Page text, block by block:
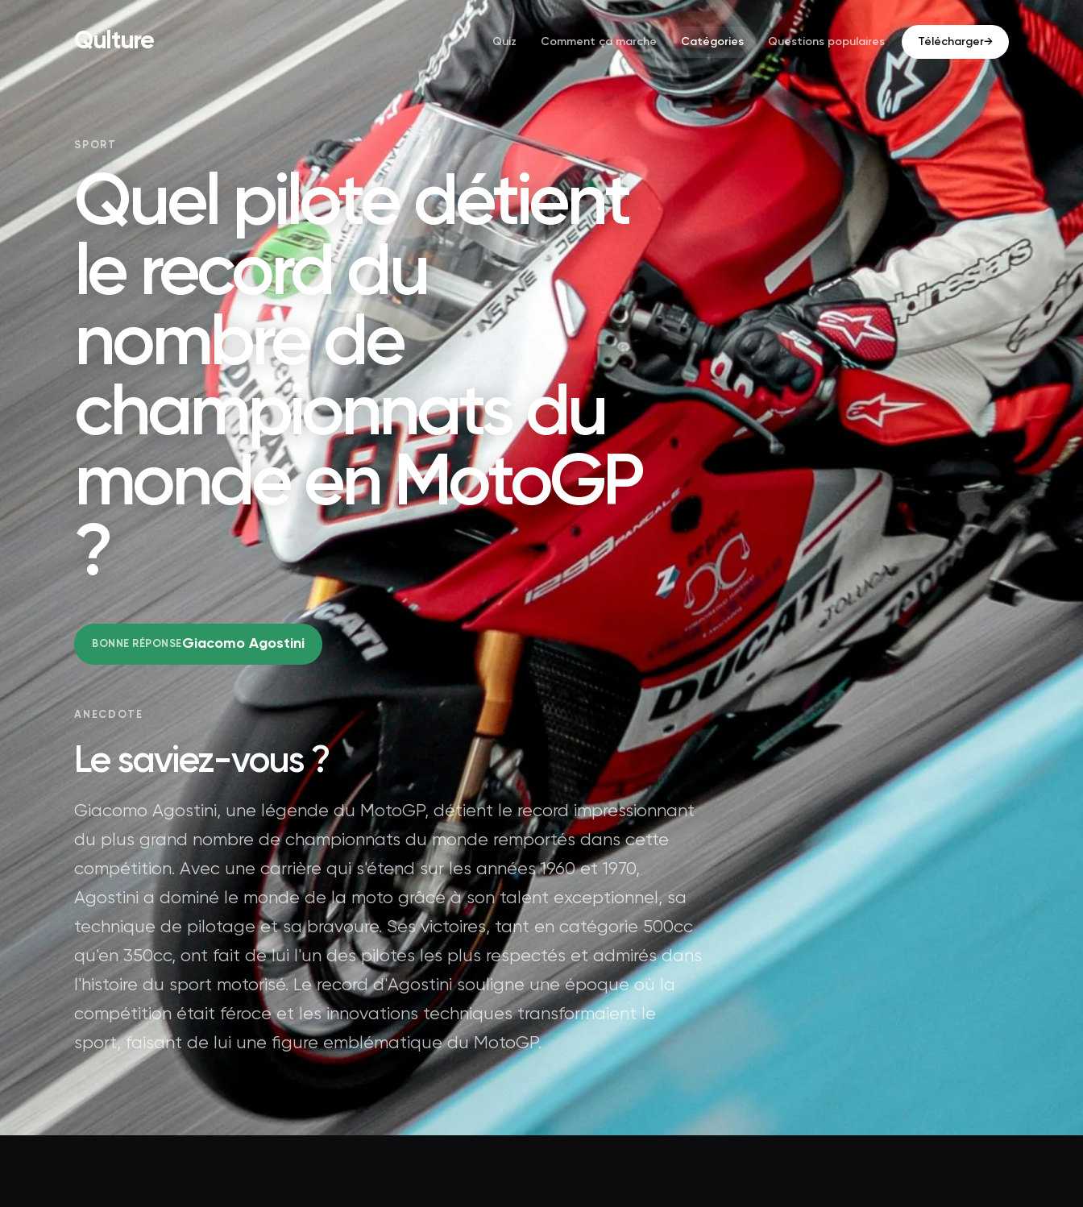
Qulture Quiz Comment ça marche Catégories Questions populaires Télécharger→
SPORT
Quel pilote détient
le record du
nombre de
championnats du
monde en MotoGP
?
BONNE RÉPONSEGiacomo Agostini
ANECDOTE
Le saviez-vous ?
Giacomo Agostini, une légende du MotoGP, détient le record impressionnant
du plus grand nombre de championnats du monde remportés dans cette
compétition. Avec une carrière qui s'étend sur les années 1960 et 1970,
Agostini a dominé le monde de la moto grâce à son talent exceptionnel, sa
technique de pilotage et sa bravoure. Ses victoires, tant en catégorie 500cc
qu'en 350cc, ont fait de lui l'un des pilotes les plus respectés et admirés dans
l'histoire du sport motorisé. Le record d'Agostini souligne une époque où la
compétition était féroce et les innovations techniques transformaient le
sport, faisant de lui une figure emblématique du MotoGP.